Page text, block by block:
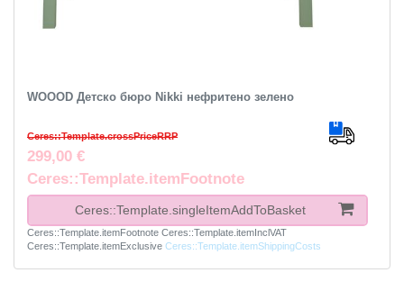
WOOOD Детско бюро Nikki нефритено зелено
Ceres::Template.crossPriceRRP
299,00 €
Ceres::Template.itemFootnote
Ceres::Template.singleItemAddToBasket
Ceres::Template.itemFootnote Ceres::Template.itemInclVAT
Ceres::Template.itemExclusive Ceres::Template.itemShippingCosts